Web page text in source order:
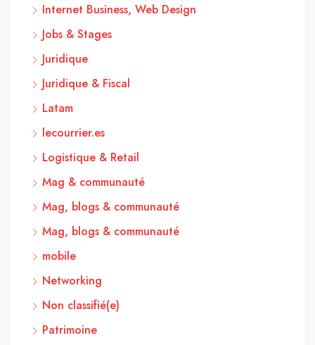
Internet Business, Web Design
Jobs & Stages
Juridique
Juridique & Fiscal
Latam
lecourrier.es
Logistique & Retail
Mag & communauté
Mag, blogs & communauté
Mag, blogs & communauté
mobile
Networking
Non classifié(e)
Patrimoine